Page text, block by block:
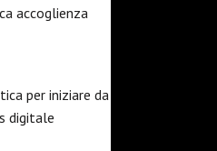
accoglienza
per iniziare da
digitale